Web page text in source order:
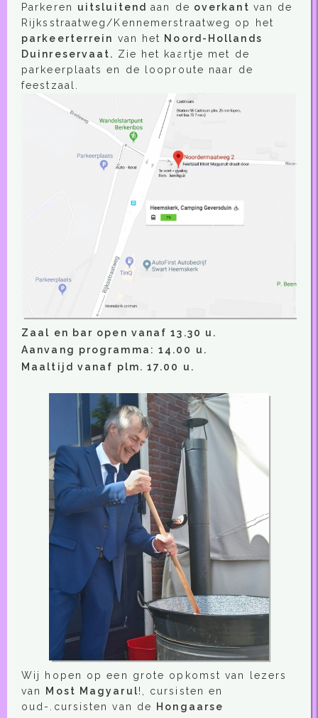
Parkeren uitsluitendaan de overkant van de
Rijksstraatweg/Kennemerstraatweg op het
parkeerterrein van het Noord-Hollands
Duinreservaat. Zie het kaartje met de
parkeerplaats en de looproute naar de
feestzaal.
Zaal en bar open vanaf 13.30 u.
Aanvang programma: 14.00 u.
Maaltijd vanaf plm. 17.00 u.
Wij hopen op een grote opkomst van lezers
van Most Magyarul!, cursisten en
oud-.cursisten van de Hongaarse